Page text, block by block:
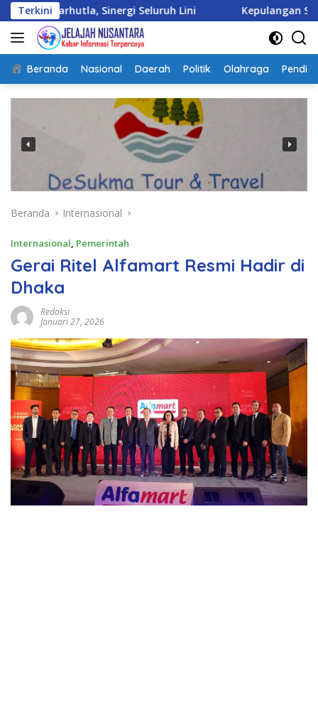
Langsung
ke
konten
Terkini
Sinergi Seluruh Lini Kepulangan Satgas Kizi TNI
Beranda Nasional Daerah Politik Olahraga
Beranda Internasional
Internasional, Pemerintah
Gerai Ritel Alfamart Resmi Hadir di
Dhaka
Redaksi
Januari 27, 2026